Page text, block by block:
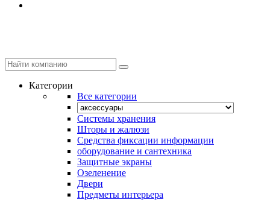
Категории
Все категории
Cистемы хранения
Шторы и жалюзи
Средства фиксации информации
оборудование и сантехника
Защитные экраны
Озеленение
Двери
Предметы интерьера